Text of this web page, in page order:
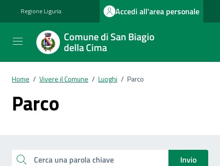
Regione Liguria Accedi all'area personale
Comune di San Biagio
della Cima
Home / Vivere il Comune / Luoghi / Parco
Parco
Esplora tutti i documenti
Cerca una parola chiave
Invio